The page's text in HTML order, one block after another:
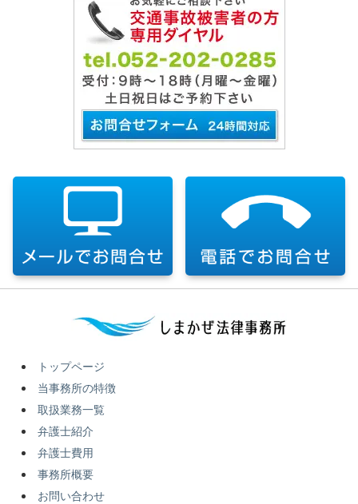
トップページ
当事務所の特徴
取扱業務一覧
弁護士紹介
弁護士費用
事務所概要
お問い合わせ